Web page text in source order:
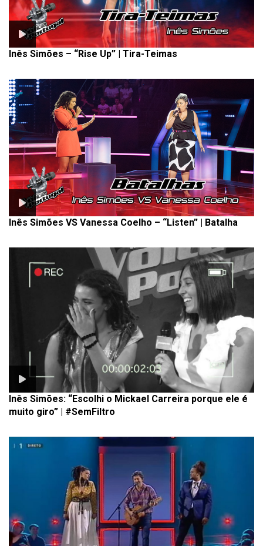
Inês Simões – “Rise Up” | Tira-Teimas
Inês Simões VS Vanessa Coelho – “Listen” | Batalha
Inês Simões: “Escolhi o Mickael Carreira porque ele é
muito giro” | #SemFiltro